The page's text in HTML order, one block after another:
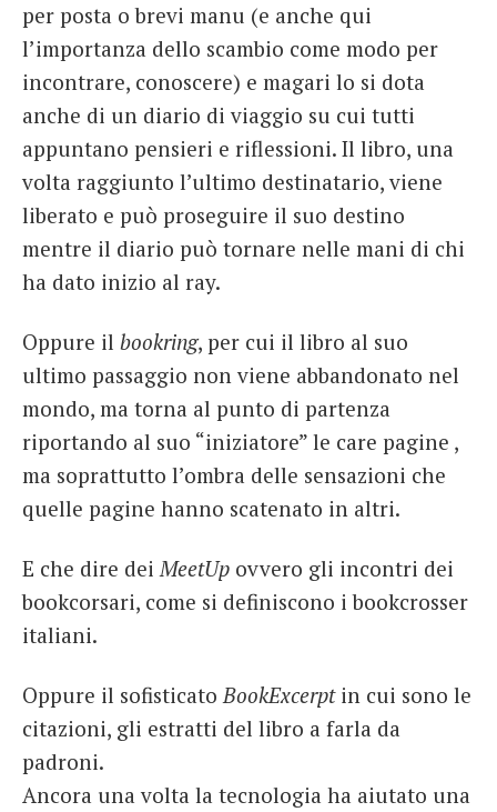
per posta o brevi manu (e anche qui
l’importanza dello scambio come modo per
incontrare, conoscere) e magari lo si dota
anche di un diario di viaggio su cui tutti
appuntano pensieri e riflessioni. Il libro, una
volta raggiunto l’ultimo destinatario, viene
liberato e può proseguire il suo destino
mentre il diario può tornare nelle mani di chi
ha dato inizio al ray.
Oppure il bookring, per cui il libro al suo
ultimo passaggio non viene abbandonato nel
mondo, ma torna al punto di partenza
riportando al suo “iniziatore” le care pagine ,
ma soprattutto l’ombra delle sensazioni che
quelle pagine hanno scatenato in altri.
E che dire dei MeetUp ovvero gli incontri dei
bookcorsari, come si definiscono i bookcrosser
italiani.
Oppure il sofisticato BookExcerptin cui sono le
citazioni, gli estratti del libro a farla da
padroni.
Ancora una volta la tecnologia ha aiutato una